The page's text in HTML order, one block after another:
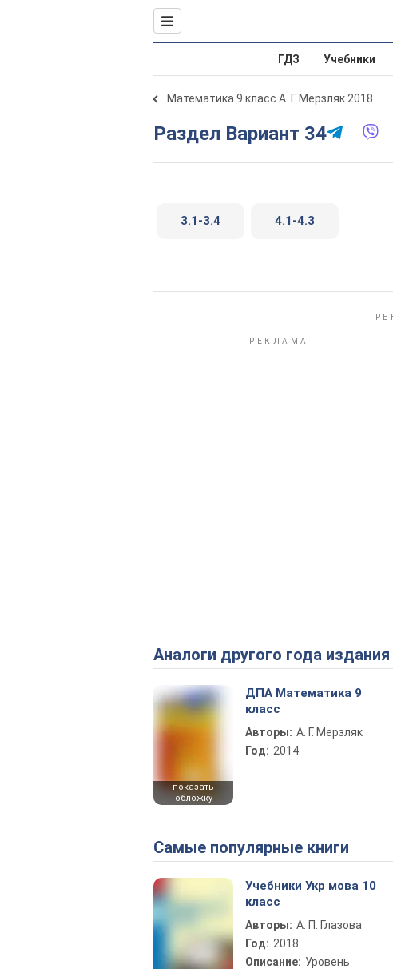
ГДЗ Учебники
Математика 9 класс А. Г. Мерзляк 2018
Раздел Вариант 34
3.1-3.4 4.1-4.3
Аналоги другого года издания
показать
обложку
ДПА Математика 9
класс
Авторы: А. Г. Мерзляк
Год: 2014
Самые популярные книги
Учебники Укр мова 10
класс
Авторы: А. П. Глазова
Год: 2018
Описание: Уровень